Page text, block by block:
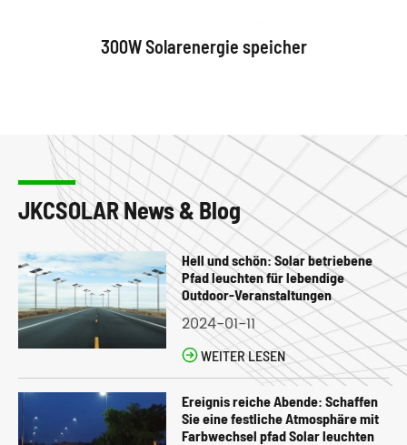
300W Solarenergie speicher
JKCSOLAR News & Blog
Hell und schön: Solar betriebene
Pfad leuchten für lebendige
Outdoor-Veranstaltungen
2024-01-11
WEITER LESEN
Ereignis reiche Abende: Schaffen
Sie eine festliche Atmosphäre mit
Farbwechsel pfad Solar leuchten